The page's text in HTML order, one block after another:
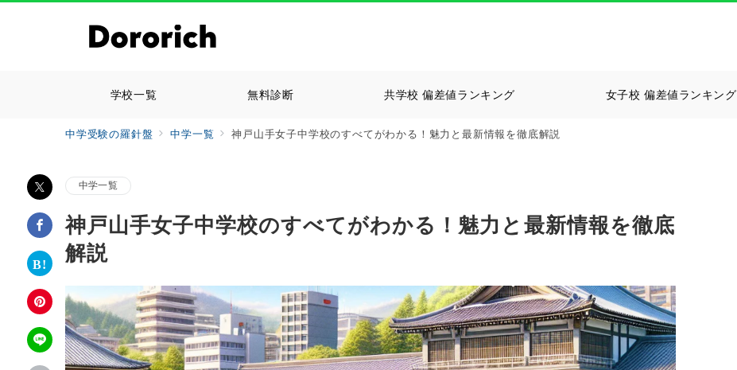
学校一覧 無料診断 共学校 偏差値ランキング 女子校 偏差値ランキング
中学受験の羅針盤 中学一覧 神戸山手女子中学校のすべてがわかる！魅力と最新情報を徹底解説
中学一覧
神戸山手女子中学校のすべてがわかる！魅力と最新情報を徹底
解説